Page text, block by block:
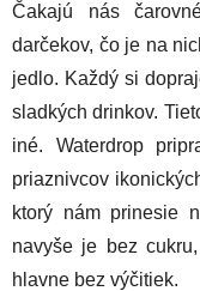
Čakajú nás
darčekov, čo je na
jedlo. Každý si
sladkých drinkov.
iné. Waterdrop
priaznivcov
ktorý nám prinesie
navyše je bez
hlavne bez výčitiek.